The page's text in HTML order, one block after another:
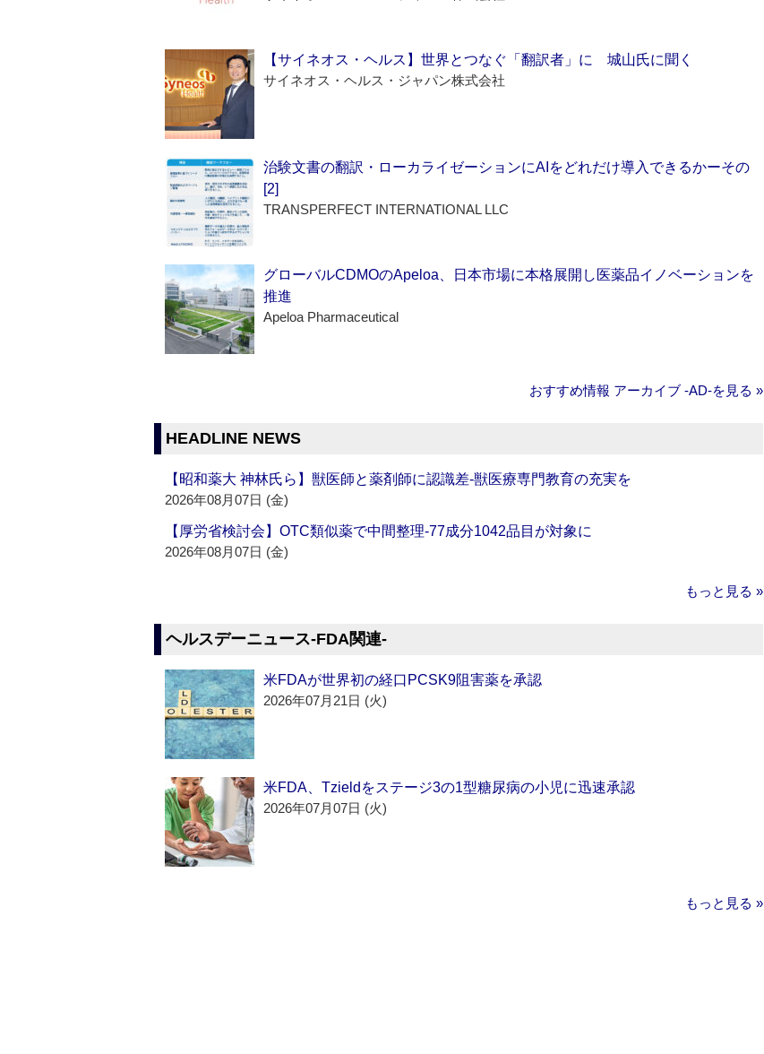
【サイネオス・ヘルス】世界とつなぐ「翻訳者」に 城山氏に聞く
サイネオス・ヘルス・ジャパン株式会社
治験文書の翻訳・ローカライゼーションにAIをどれだけ導入できるかーその
[2]
TRANSPERFECT INTERNATIONAL LLC
グローバルCDMOのApeloa、日本市場に本格展開し医薬品イノベーションを
推進
Apeloa Pharmaceutical
おすすめ情報 アーカイブ ‐AD‐を見る »
HEADLINE NEWS
【昭和薬大 神林氏ら】獣医師と薬剤師に認識差‐獣医療専門教育の充実を
2026年08月07日 (金)
【厚労省検討会】OTC類似薬で中間整理‐77成分1042品目が対象に
2026年08月07日 (金)
もっと見る »
ヘルスデーニュース‐FDA関連‐
米FDAが世界初の経口PCSK9阻害薬を承認
2026年07月21日 (火)
米FDA、Tzieldをステージ3の1型糖尿病の小児に迅速承認
2026年07月07日 (火)
もっと見る »